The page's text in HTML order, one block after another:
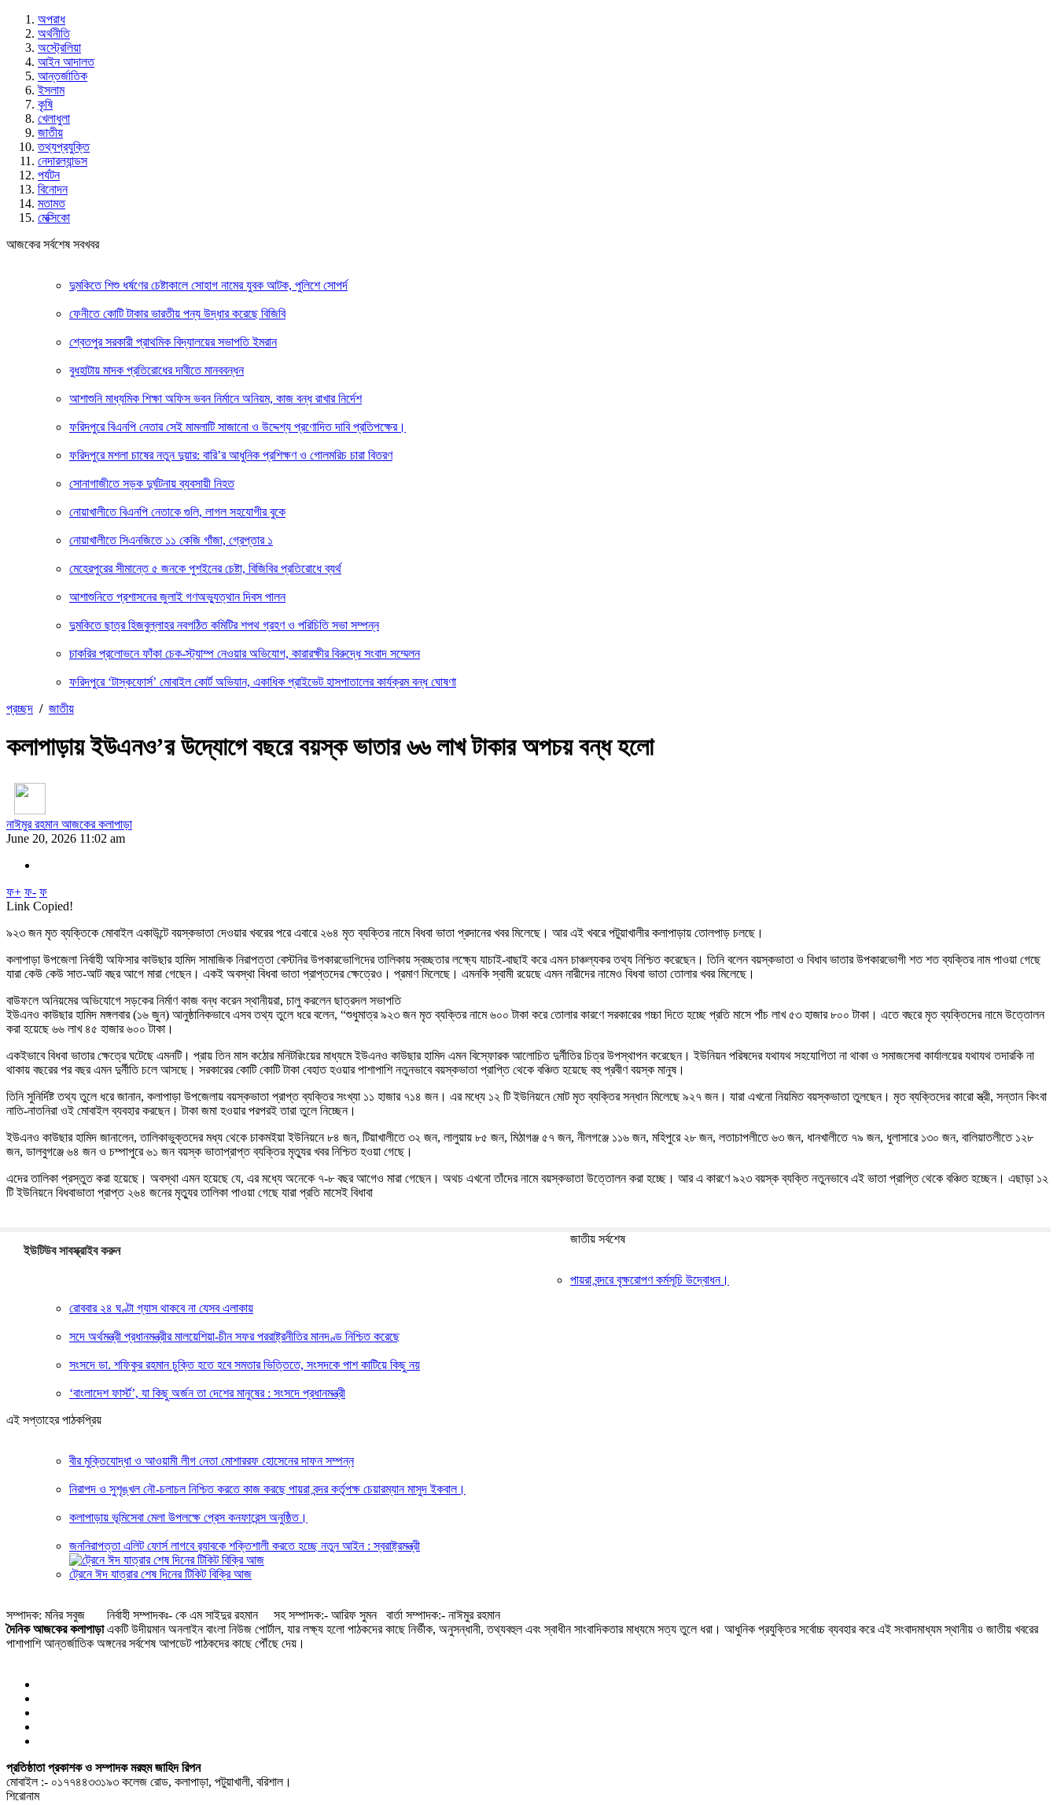
অপরাধ
অর্থনীতি
অস্ট্রেলিয়া
আইন আদালত
আন্তর্জাতিক
ইসলাম
কৃষি
খেলাধুলা
জাতীয়
তথ্যপ্রযুক্তি
নেদারল্যান্ডস
পর্যটন
বিনোদন
মতামত
মেক্সিকো
আজকের সর্বশেষ সবখবর
দুমকিতে শিশু ধর্ষণের চেষ্টাকালে সোহাগ নামের যুবক আটক, পুলিশে সোপর্দ
ফেনীতে কোটি টাকার ভারতীয় পন্য উদ্ধার করেছে বিজিবি
শ্বেতপুর সরকারী প্রাথমিক বিদ্যালয়ের সভাপতি ইমরান
বুধহাটায় মাদক প্রতিরোধের দাবীতে মানববন্ধন
আশাশুনি মাধ্যমিক শিক্ষা অফিস ভবন নির্মানে অনিয়ম, কাজ বন্ধ রাখার নির্দেশ
ফরিদপুরে বিএনপি নেতার সেই মামলাটি সাজানো ও উদ্দেশ্য প্রণোদিত দাবি প্রতিপক্ষের।
ফরিদপুরে মশলা চাষের নতুন দুয়ার: বারি’র আধুনিক প্রশিক্ষণ ও গোলমরিচ চারা বিতরণ
সোনাগাজীতে সড়ক দুর্ঘটনায় ব্যবসায়ী নিহত
নোয়াখালীতে বিএনপি নেতাকে গুলি, লাগল সহযোগীর বুকে
নোয়াখালীতে সিএনজিতে ১১ কেজি গাঁজা, গ্রেপ্তার ১
মেহেরপুরের সীমান্তে ৫ জনকে পুশইনের চেষ্টা, বিজিবির প্রতিরোধে ব্যর্থ
আশাশুনিতে প্রশাসনের জুলাই গণঅভ্যুত্থান দিবস পালন
দুমকিতে ছাত্র হিজবুল্লাহর নবগঠিত কমিটির শপথ গ্রহণ ও পরিচিতি সভা সম্পন্ন
চাকরির প্রলোভনে ফাঁকা চেক-স্ট্যাম্প নেওয়ার অভিযোগ, কারারক্ষীর বিরুদ্ধে সংবাদ সম্মেলন
ফরিদপুরে ‘টাস্কফোর্স’ মোবাইল কোর্ট অভিযান, একাধিক প্রাইভেট হাসপাতালের কার্যক্রম বন্ধ ঘোষণা
প্রচ্ছদ / জাতীয়
কলাপাড়ায় ইউএনও’র উদ্যোগে বছরে বয়স্ক ভাতার ৬৬ লাখ টাকার অপচয় বন্ধ হলো
নাঈমুর রহমান আজকের কলাপাড়া
June 20, 2026 11:02 am
ফ+ ফ- ফ
Link Copied!
৯২৩ জন মৃত ব্যক্তিকে মোবাইল একাউন্টে বয়স্কভাতা দেওয়ার খবরের পরে এবারে ২৬৪ মৃত ব্যক্তির নামে বিধবা ভাতা প্রদানের খবর মিলেছে। আর এই খবরে পটুয়াখালীর কলাপাড়ায় তোলপাড় চলছে।
কলাপাড়া উপজেলা নির্বাহী অফিসার কাউছার হামিদ সামাজিক নিরাপত্তা বেস্টনির উপকারভোগিদের তালিকায় স্বচ্ছতার লক্ষ্যে যাচাই-বাছাই করে এমন চাঞ্চল্যকর তথ্য নিশ্চিত করেছেন। তিনি বলেন বয়স্কভাতা ও বিধাব ভাতার উপকারভোগী শত শত ব্যক্তির নাম পাওয়া গেছে
যারা কেউ কেউ সাত-আট বছর আগে মারা গেছেন। একই অবস্থা বিধবা ভাতা প্রাপ্তদের ক্ষেত্রেও। প্রমাণ মিলেছে। এমনকি স্বামী রয়েছে এমন নারীদের নামেও বিধবা ভাতা তোলার খবর মিলেছে।
বাউফলে অনিয়মের অভিযোগে সড়কের নির্মাণ কাজ বন্ধ করেন স্থানীয়রা, চালু করলেন ছাত্রদল সভাপতি
ইউএনও কাউছার হামিদ মঙ্গলবার (১৬ জুন) আনুষ্ঠানিকভাবে এসব তথ্য তুলে ধরে বলেন, “শুধুমাত্র ৯২৩ জন মৃত ব্যক্তির নামে ৬০০ টাকা করে তোলার কারণে সরকারের গচ্চা দিতে হচ্ছে প্রতি মাসে পাঁচ লাখ ৫৩ হাজার ৮০০ টাকা। এতে বছরে মৃত ব্যক্তিদের নামে উত্তোলন
করা হয়েছে ৬৬ লাখ ৪৫ হাজার ৬০০ টাকা।
একইভাবে বিধবা ভাতার ক্ষেত্রে ঘটেছে এমনটি। প্রায় তিন মাস কঠোর মনিটরিংয়ের মাধ্যমে ইউএনও কাউছার হামিদ এমন বিস্ফোরক আলোচিত দুর্নীতির চিত্র উপস্থাপন করেছেন। ইউনিয়ন পরিষদের যথাযথ সহযোগিতা না থাকা ও সমাজসেবা কার্যালয়ের যথাযথ তদারকি না
থাকায় বছরের পর বছর এমন দুর্নীতি চলে আসছে। সরকারের কোটি কোটি টাকা বেহাত হওয়ার পাশাপাশি নতুনভাবে বয়স্কভাতা প্রাপ্তি থেকে বঞ্চিত হয়েছে বহু প্রবীণ বয়স্ক মানুষ।
তিনি সুনির্দিষ্ট তথ্য তুলে ধরে জানান, কলাপাড়া উপজেলায় বয়স্কভাতা প্রাপ্ত ব্যক্তির সংখ্যা ১১ হাজার ৭১৪ জন। এর মধ্যে ১২ টি ইউনিয়নে মোট মৃত ব্যক্তির সন্ধান মিলেছে ৯২৭ জন। যারা এখনো নিয়মিত বয়স্কভাতা তুলছেন। মৃত ব্যক্তিদের কারো স্ত্রী, সন্তান কিংবা
নাতি-নাতনিরা ওই মোবাইল ব্যবহার করছেন। টাকা জমা হওয়ার পরপরই তারা তুলে নিচ্ছেন।
ইউএনও কাউছার হামিদ জানালেন, তালিকাভুক্তদের মধ্য থেকে চাকমইয়া ইউনিয়নে ৮৪ জন, টিয়াখালীতে ৩২ জন, লালুয়ায় ৮৫ জন, মিঠাগঞ্জ ৫৭ জন, নীলগঞ্জে ১১৬ জন, মহিপুরে ২৮ জন, লতাচাপলীতে ৬৩ জন, ধানখালীতে ৭৯ জন, ধুলাসারে ১৩০ জন, বালিয়াতলীতে ১২৮
জন, ডালবুগঞ্জে ৬৪ জন ও চম্পাপুরে ৬১ জন বয়স্ক ভাতাপ্রাপ্ত ব্যক্তির মৃত্যুর খবর নিশ্চিত হওয়া গেছে।
এদের তালিকা প্রস্তুত করা হয়েছে। অবস্থা এমন হয়েছে যে, এর মধ্যে অনেকে ৭-৮ বছর আগেও মারা গেছেন। অথচ এখনো তাঁদের নামে বয়স্কভাতা উত্তোলন করা হচ্ছে। আর এ কারণে ৯২৩ বয়স্ক ব্যক্তি নতুনভাবে এই ভাতা প্রাপ্তি থেকে বঞ্চিত হচ্ছেন। এছাড়া ১২
টি ইউনিয়নে বিধবাভাতা প্রাপ্ত ২৬৪ জনের মৃত্যুর তালিকা পাওয়া গেছে যারা প্রতি মাসেই বিধাবা
ইউটিউব সাবস্ক্রাইব করুন
জাতীয় সর্বশেষ
পায়রা বন্দরে বৃক্ষরোপণ কর্মসূচি উদ্বোধন।
রোববার ২৪ ঘণ্টা গ্যাস থাকবে না যেসব এলাকায়
সদে অর্থমন্ত্রী প্রধানমন্ত্রীর মালয়েশিয়া-চীন সফর পররাষ্ট্রনীতির মানদণ্ড নিশ্চিত করেছে
সংসদে ডা. শফিকুর রহমান চুক্তি হতে হবে সমতার ভিত্তিতে, সংসদকে পাশ কাটিয়ে কিছু নয়
‘বাংলাদেশ ফার্স্ট’, যা কিছু অর্জন তা দেশের মানুষের : সংসদে প্রধানমন্ত্রী
এই সপ্তাহের পাঠকপ্রিয়
বীর মুক্তিযোদ্ধা ও আওয়ামী লীগ নেতা মোশাররফ হোসেনের দাফন সম্পন্ন
নিরাপদ ও সুশৃঙ্খল নৌ-চলাচল নিশ্চিত করতে কাজ করছে পায়রা বন্দর কর্তৃপক্ষ চেয়ারম্যান মাসুদ ইকবাল।
কলাপাড়ায় ভূমিসেবা মেলা উপলক্ষে প্রেস কনফারেন্স অনুষ্ঠিত।
জননিরাপত্তা এলিট ফোর্স লাগবে র‍্যাবকে শক্তিশালী করতে হচ্ছে নতুন আইন : স্বরাষ্ট্রমন্ত্রী
ট্রেনে ঈদ যাত্রার শেষ দিনের টিকিট বিক্রি আজ
সম্পাদক: মনির সবুজ নির্বাহী সম্পাদকঃ- কে এম সাইদুর রহমান সহ সম্পাদক:- আরিফ সুমন বার্তা সম্পাদক:- নাঈমুর রহমান
দৈনিক আজকের কলাপাড়াএকটি উদীয়মান অনলাইন বাংলা নিউজ পোর্টাল, যার লক্ষ্য হলো পাঠকদের কাছে নির্ভীক, অনুসন্ধানী, তথ্যবহুল এবং স্বাধীন সাংবাদিকতার মাধ্যমে সত্য তুলে ধরা। আধুনিক প্রযুক্তির সর্বোচ্চ ব্যবহার করে এই সংবাদমাধ্যম স্থানীয় ও জাতীয় খবরের
পাশাপাশি আন্তর্জাতিক অঙ্গনের সর্বশেষ আপডেট পাঠকদের কাছে পৌঁছে দেয়।
প্রতিষ্ঠাতা প্রকাশক ও সম্পাদক মরহুম জাহিদ রিপন
মোবাইল :- ০১৭৭৪৪৩৩১৯৩ কলেজ রোড, কলাপাড়া, পটুয়াখালী, বরিশাল।
শিরোনাম